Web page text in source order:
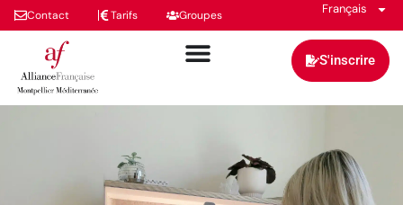
Contact Tarifs Groupes Français
S'inscrire